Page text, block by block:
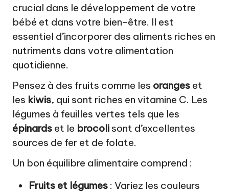
crucial dans le développement de votre
bébé et dans votre bien-être. Il est
essentiel d’incorporer des aliments riches en
nutriments dans votre alimentation
quotidienne.
Pensez à des fruits comme les oranges et
les kiwis, qui sont riches en vitamine C. Les
légumes à feuilles vertes tels que les
épinards et le brocoli sont d’excellentes
sources de fer et de folate.
Un bon équilibre alimentaire comprend :
Fruits et légumes : Variez les couleurs